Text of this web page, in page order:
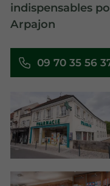
indispensables
Arpajon
09 70 35 56